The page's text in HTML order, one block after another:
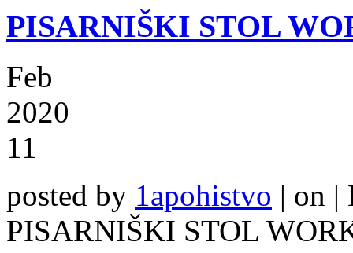
PISARNIŠKI STOL
Feb
2020
11
posted by 1apohistvo | on |
PISARNIŠKI STOL